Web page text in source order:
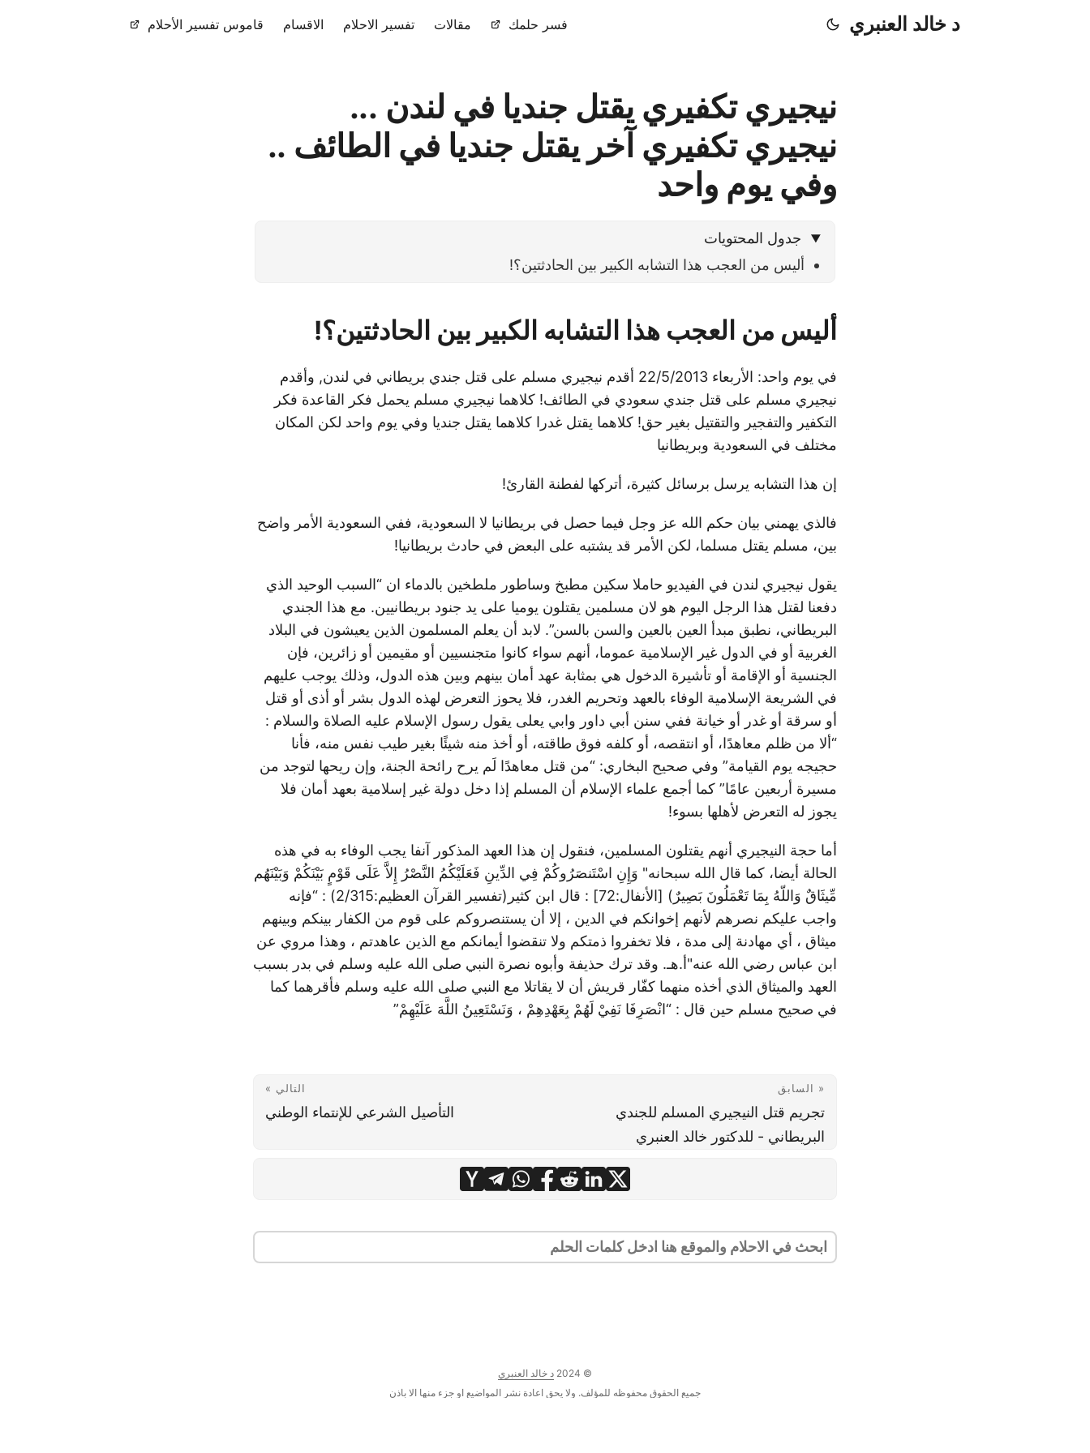
د خالد العنبري فسر حلمك مقالات تفسير الاحلام الاقسام قاموس تفسير الأحلام
نيجيري تكفيري يقتل جنديا في لندن ...
نيجيري تكفيري آخر يقتل جنديا في الطائف ..
وفي يوم واحد
جدول المحتويات
أليس من العجب هذا التشابه الكبير بين الحادثتين؟!
أليس من العجب هذا التشابه الكبير بين الحادثتين؟!
في يوم واحد: الأربعاء 22/5/2013 أقدم نيجيري مسلم على قتل جندي بريطاني في لندن, وأقدم
نيجيري مسلم على قتل جندي سعودي في الطائف! كلاهما نيجيري مسلم يحمل فكر القاعدة فكر
التكفير والتفجير والتقتيل بغير حق! كلاهما يقتل غدرا كلاهما يقتل جنديا وفي يوم واحد لكن المكان
مختلف في السعودية وبريطانيا
إن هذا التشابه يرسل برسائل كثيرة، أتركها لفطنة القارئ!
فالذي يهمني بيان حكم الله عز وجل فيما حصل في بريطانيا لا السعودية، ففي السعودية الأمر واضح
بين، مسلم يقتل مسلما، لكن الأمر قد يشتبه على البعض في حادث بريطانيا!
يقول نيجيري لندن في الفيديو حاملا سكين مطبخ وساطور ملطخين بالدماء ان “السبب الوحيد الذي
دفعنا لقتل هذا الرجل اليوم هو لان مسلمين يقتلون يوميا على يد جنود بريطانيين. مع هذا الجندي
البريطاني، نطبق مبدأ العين بالعين والسن بالسن”. لابد أن يعلم المسلمون الذين يعيشون في البلاد
الغربية أو في الدول غير الإسلامية عموما، أنهم سواء كانوا متجنسيين أو مقيمين أو زائرين، فإن
الجنسية أو الإقامة أو تأشيرة الدخول هي بمثابة عهد أمان بينهم وبين هذه الدول، وذلك يوجب عليهم
في الشريعة الإسلامية الوفاء بالعهد وتحريم الغدر، فلا يحوز التعرض لهذه الدول بشر أو أذى أو قتل
أو سرقة أو غدر أو خيانة ففي سنن أبي داور وابي يعلى يقول رسول الإسلام عليه الصلاة والسلام :
“ألا من ظلم معاهدًا، أو انتقصه، أو كلفه فوق طاقته، أو أخذ منه شيئًا بغير طيب نفس منه، فأنا
حجيجه يوم القيامة” وفي صحيح البخاري: “من قتل معاهدًا لَم يرح رائحة الجنة، وإن ريحها لتوجد من
مسيرة أربعين عامًا” كما أجمع علماء الإسلام أن المسلم إذا دخل دولة غير إسلامية بعهد أمان فلا
يجوز له التعرض لأهلها بسوء!
أما حجة النيجيري أنهم يقتلون المسلمين، فنقول إن هذا العهد المذكور آنفا يجب الوفاء به في هذه
الحالة أيضا، كما قال الله سبحانه" وَإِنِ اسْتَنصَرُوكُمْ فِي الدِّينِ فَعَلَيْكُمُ النَّصْرُ إِلاَّ عَلَى قَوْمٍ بَيْنَكُمْ وَبَيْنَهُم
مِّيثَاقٌ وَاللّهُ بِمَا تَعْمَلُونَ بَصِيرٌ) [الأنفال:72] : قال ابن كثير(تفسير القرآن العظيم:2/315) : “فإنه
واجب عليكم نصرهم لأنهم إخوانكم في الدين ، إلا أن يستنصروكم على قوم من الكفار بينكم وبينهم
ميثاق ، أي مهادنة إلى مدة ، فلا تخفروا ذمتكم ولا تنقضوا أيمانكم مع الذين عاهدتم ، وهذا مروي عن
ابن عباس رضي الله عنه"أ.هـ. وقد ترك حذيفة وأبوه نصرة النبي صلى الله عليه وسلم في بدر بسبب
العهد والميثاق الذي أخذه منهما كفّار قريش أن لا يقاتلا مع النبي صلى الله عليه وسلم فأقرهما كما
في صحيح مسلم حين قال : “انْصَرِفَا نَفِيْ لَهُمْ بِعَهْدِهِمْ ، وَنَسْتَعِينُ اللَّهَ عَلَيْهِمْ”
« السابق
تجريم قتل النيجيري المسلم للجندي
البريطاني - للدكتور خالد العنبري
التالي »
التأصيل الشرعي للإنتماء الوطني
© 2024
د خالد العنبري
جميع الحقوق محفوظه للمؤلف. ولا يحق اعادة نشر المواضيع او جزء منها الا باذن